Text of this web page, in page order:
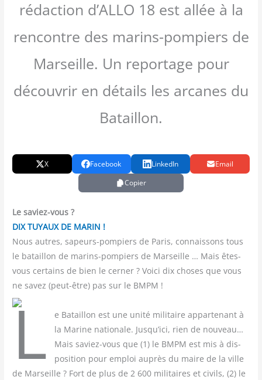
rédaction d’ALLO 18 est allée à la
rencontre des marins-pompiers de
Marseille. Un reportage pour
découvrir en détails les arcanes du
Bataillon.
X Facebook LinkedIn
Email
Copier
Le saviez-vous ?
DIX TUYAUX DE MARIN !
Nous autres, sapeurs-pompiers de Paris, connaissons tous
le bataillon de marins-pompiers de Marseille … Mais êtes-
vous certains de bien le cerner ? Voici dix choses que vous
ne savez (peut-être) pas sur le BMPM !
L
e Bataillon est une uni­té mili­taire appar­te­nant à
la Marine natio­nale. Jusqu’ici, rien de nou­veau…
Mais saviez-vous que (1) le BMPM est mis à dis­
po­si­tion pour emploi auprès du maire de la ville
de Mar­seille ? Fort de plus de 2 600 mili­taires et civils, (2) le